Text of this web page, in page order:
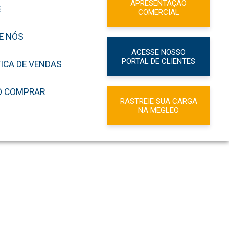
NÓS
DE VENDAS
COMPRAR
APRESENTAÇÃO
COMERCIAL
ACESSE NOSSO
PORTAL DE CLIENTES
RASTREIE SUA CARGA
NA MEGLEO